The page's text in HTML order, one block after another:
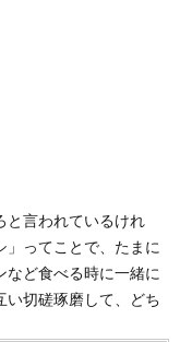
と言われているけれ
」ってことで、たまに
など食べる時に一緒に
い切磋琢磨して、どち